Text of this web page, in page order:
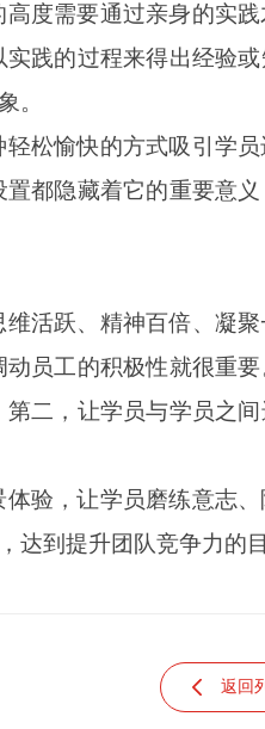
度需要通过亲身的实践
践的过程来得出经验或
。
松愉快的方式吸引学
都隐藏着它的重要意义
活跃、精神百倍、凝聚
员工的积极性就很重
二，让学员与学员之
验，让学员磨练意志
到提升团队竞争力的目
返回